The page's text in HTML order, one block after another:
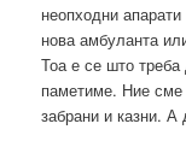
неопходни
нова амбуланта
Тоа е се што треба
паметиме. Ние сме
забрани и казни. А